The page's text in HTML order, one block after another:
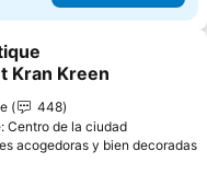
a favoritos
Kran Kreen
448
Centro de la ciudad
acogedoras y bien decoradas